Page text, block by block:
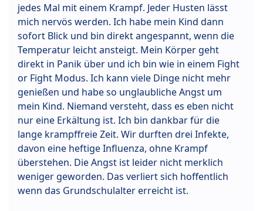
jedes Mal mit einem Krampf. Jeder Husten lässt
mich nervös werden. Ich habe mein Kind dann
sofort Blick und bin direkt angespannt, wenn die
Temperatur leicht ansteigt. Mein Körper geht
direkt in Panik über und ich bin wie in einem Fight
or Fight Modus. Ich kann viele Dinge nicht mehr
genießen und habe so unglaubliche Angst um
mein Kind. Niemand versteht, dass es eben nicht
nur eine Erkältung ist. Ich bin dankbar für die
lange krampffreie Zeit. Wir durften drei Infekte,
davon eine heftige Influenza, ohne Krampf
überstehen. Die Angst ist leider nicht merklich
weniger geworden. Das verliert sich hoffentlich
wenn das Grundschulalter erreicht ist.